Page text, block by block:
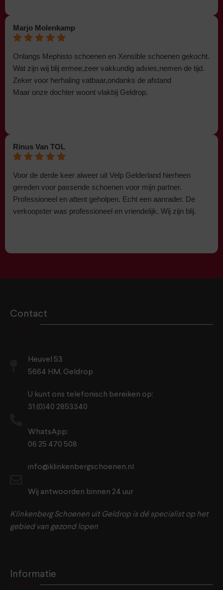
Marjo Molenkamp
Onlangs Mephisto schoenen en Xensible schoenen gekocht.
Wat zijn wij blij ermee,zeer vakkundig advies,nemen de tijd.
Zeker voor herhaling vatbaar,ondanks de afstand
Maar onze dochter woont vlakbij Geldrop.
Rinus Van TOL
Voor de derde keer alweer uit Velp Gelderland hierheen
gereden voor passende schoenen voor mijn partner.
Professioneel en attent geholpen. Echt een aanrader. De
verkoopster was professioneel en vriendelijk. Wij zijn blij.
Contact
Heuvel 53
5664 HM, Geldrop
U kunt ons telefonisch bereiken op:
31 (0)40 2853340
WhatsApp:
06 25 470 508
info@klinkenbergschoenen.nl
Wij antwoorden binnen 24 uur
Klinkenberg Schoenen uit Geldrop is dé specialist op het
gebied van gezond lopen
Informatie